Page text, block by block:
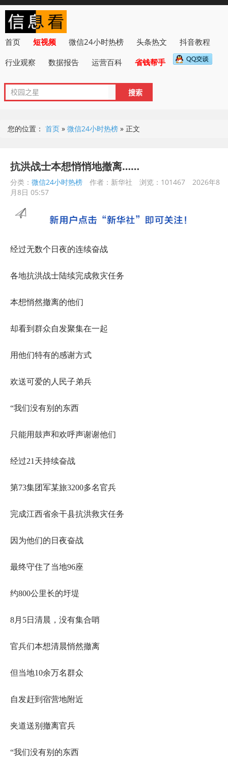
首页 短视频 微信24小时热榜 头条热文
抖音教程
行业观察
数据报告 运营百科 省钱帮手
您的位置： 首页 » 微信24小时热榜 » 正文
抗洪战士本想悄悄地撤离……
分类： 微信24小时热榜 作者：新华社 浏览：101467
2026年8
月8日 05:57
经过无数个日夜的连续奋战
各地抗洪战士陆续完成救灾任务
本想悄然撤离的他们
却看到群众自发聚集在一起
用他们特有的感谢方式
欢送可爱的人民子弟兵
“我们没有别的东西
只能用鼓声和欢呼声谢谢他们
经过21天持续奋战
第73集团军某旅3200多名官兵
完成江西省余干县抗洪救灾任务
因为他们的日夜奋战
最终守住了当地96座
约800公里长的圩堤
8月5日清晨，没有集合哨
官兵们本想清晨悄然撤离
但当地10余万名群众
自发赶到宿营地附近
夹道送别撤离官兵
“我们没有别的东西